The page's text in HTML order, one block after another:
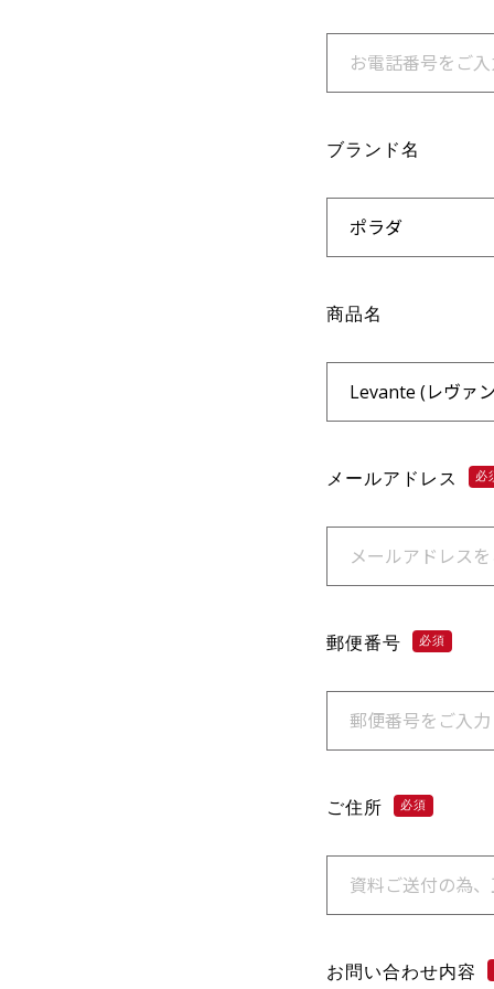
ブランド名
商品名
メールアドレス 必
郵便番号 必須
ご住所 必須
お問い合わせ内容